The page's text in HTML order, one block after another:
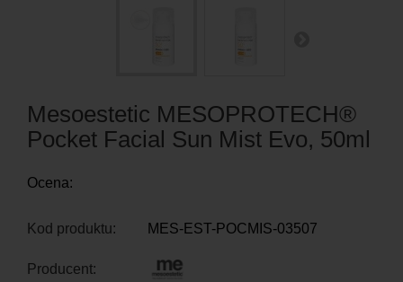
Mesoestetic MESOPROTECH®
Pocket Facial Sun Mist Evo, 50ml
Ocena:
Kod produktu: MES-EST-POCMIS-03507
Producent: